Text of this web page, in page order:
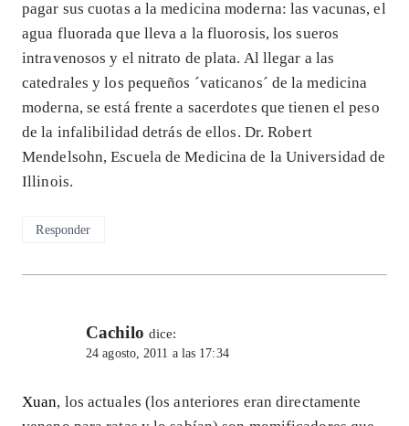
pagar sus cuotas a la medicina moderna: las vacunas, el
agua fluorada que lleva a la fluorosis, los sueros
intravenosos y el nitrato de plata. Al llegar a las
catedrales y los pequeños ´vaticanos´ de la medicina
moderna, se está frente a sacerdotes que tienen el peso
de la infalibilidad detrás de ellos. Dr. Robert
Mendelsohn, Escuela de Medicina de la Universidad de
Illinois.
Responder
Cachilo dice:
24 agosto, 2011 a las 17:34
Xuan, los actuales (los anteriores eran directamente